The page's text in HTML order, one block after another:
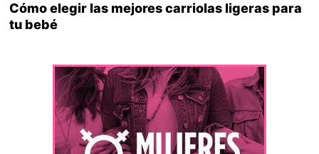
Cómo elegir las mejores carriolas ligeras para
tu bebé